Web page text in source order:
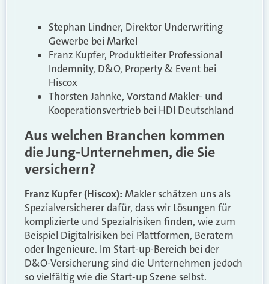
Stephan Lindner, Direktor Underwriting
Gewerbe bei Markel
Franz Kupfer, Produktleiter Professional
Indemnity, D&O, Property & Event bei
Hiscox
Thorsten Jahnke, Vorstand Makler- und
Kooperationsvertrieb bei HDI Deutschland
Aus welchen Branchen kommen
die Jung-Unternehmen, die Sie
versichern?
Franz Kupfer (Hiscox): Makler schätzen uns als
Spezialversicherer dafür, dass wir Lösungen für
komplizierte und Spezialrisiken finden, wie zum
Beispiel Digitalrisiken bei Plattformen, Beratern
oder Ingenieure. Im Start-up-Bereich bei der
D&O-Versicherung sind die Unternehmen jedoch
so vielfältig wie die Start-up Szene selbst.